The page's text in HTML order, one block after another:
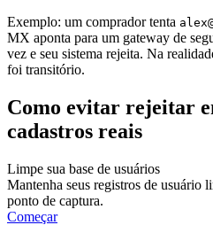
Exemplo: um comprador tenta
MX aponta para um gateway de
vez e seu sistema rejeita. Na
foi transitório.
Como evitar rejeitar
cadastros reais
Limpe sua base de usuários
Mantenha seus registros de usuário
ponto de captura.
Começar